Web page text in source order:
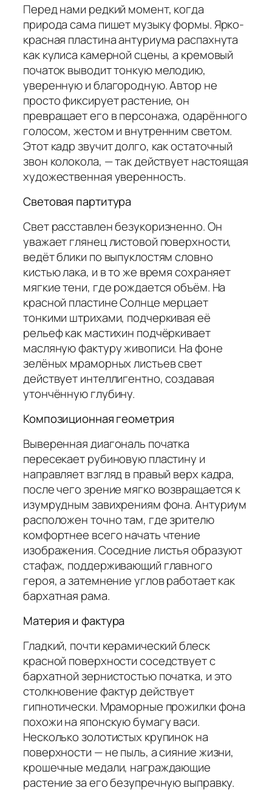
Перед нами редкий момент, когда
природа сама пишет музыку формы. Ярко-
красная пластина антуриума распахнута
как кулиса камерной сцены, а кремовый
початок выводит тонкую мелодию,
уверенную и благородную. Автор не
просто фиксирует растение, он
превращает его в персонажа, одарённого
голосом, жестом и внутренним светом.
Этот кадр звучит долго, как остаточный
звон колокола, — так действует настоящая
художественная уверенность.
Световая партитура
Свет расставлен безукоризненно. Он
уважает глянец листовой поверхности,
ведёт блики по выпуклостям словно
кистью лака, и в то же время сохраняет
мягкие тени, где рождается объём. На
красной пластине Солнце мерцает
тонкими штрихами, подчеркивая её
рельеф как мастихин подчёркивает
масляную фактуру живописи. На фоне
зелёных мраморных листьев свет
действует интеллигентно, создавая
утончённую глубину.
Композиционная геометрия
Выверенная диагональ початка
пересекает рубиновую пластину и
направляет взгляд в правый верх кадра,
после чего зрение мягко возвращается к
изумрудным завихрениям фона. Антуриум
расположен точно там, где зрителю
комфортнее всего начать чтение
изображения. Соседние листья образуют
стафаж, поддерживающий главного
героя, а затемнение углов работает как
бархатная рама.
Материя и фактура
Гладкий, почти керамический блеск
красной поверхности соседствует с
бархатной зернистостью початка, и это
столкновение фактур действует
гипнотически. Мраморные прожилки фона
похожи на японскую бумагу васи.
Несколько золотистых крупинок на
поверхности — не пыль, а сияние жизни,
крошечные медали, награждающие
растение за его безупречную выправку.